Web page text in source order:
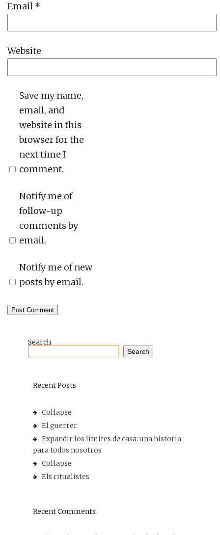
Email *
Website
Save my name,
email, and
website in this
browser for the
next time I
comment.
Notify me of
follow-up
comments by
email.
Notify me of new
posts by email.
Search
Search
Recent Posts
Col·lapse
El guerrer
Expandir los límites de casa: una historia
para todos nosotros
Col·lapse
Els ritualistes
Recent Comments